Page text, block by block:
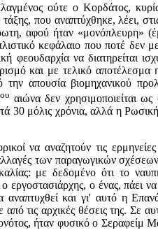
ούτε ο Κορδάτος,
που αναπτύ­χθηκε, λέει,
αφού ήταν «μονόπλευρη»
κεφάλαιο που ποτέ δεν
φεου­δαρχία να διατηρείται
και με τελικό απο­τέλεσμα
απουσία βιομηχανικού
ου αιώνα δεν χρησιμοποιείται ως
30 μόλις χρόνια, αλλά η
να αναζητούν τις
των παραγωγικών
με δεδομένο ότι το
εργοστα­σιάρχης, ο ένας, πάει
αναπτυχθεί και γι' αυτό η
τις αρχικές θέσεις της. Σε
ήταν φυσικό ο Σεραφείμ